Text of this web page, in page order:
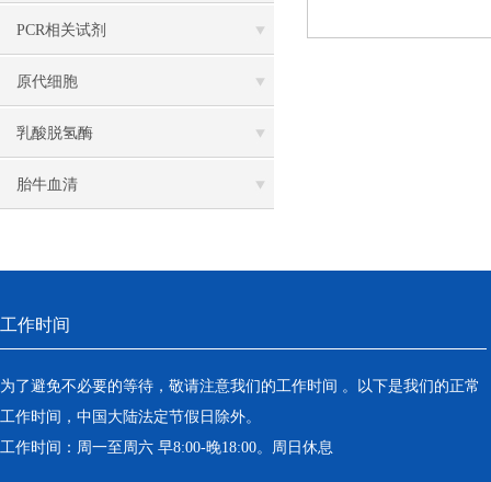
PCR相关试剂
原代细胞
乳酸脱氢酶
胎牛血清
工作时间
为了避免不必要的等待，敬请注意我们的工作时间 。以下是我们的正常
工作时间，中国大陆法定节假日除外。
工作时间：周一至周六 早8:00-晚18:00。周日休息